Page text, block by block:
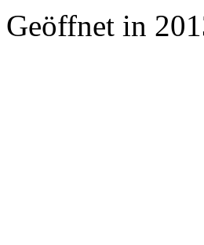
Geöffnet in